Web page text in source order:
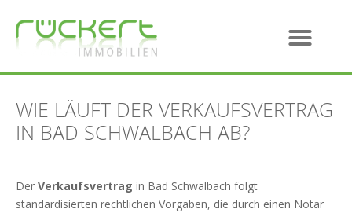
WIE LÄUFT DER VERKAUFSVERTRAG
IN BAD SCHWALBACH AB?
Der Verkaufsvertrag in Bad Schwalbach folgt
standardisierten rechtlichen Vorgaben, die durch einen Notar